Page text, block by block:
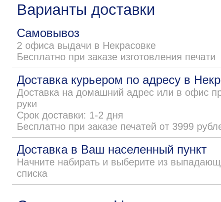
Варианты доставки
Самовывоз
2 офиса выдачи в Некрасовке
Бесплатно при заказе изготовления печати
Доставка курьером по адресу в
Доставка на домашний адрес или в офис
руки
Срок доставки: 1-2 дня
Бесплатно при заказе печатей от 3999
Доставка в Ваш населенный пункт
Начните набирать и выберите из
списка